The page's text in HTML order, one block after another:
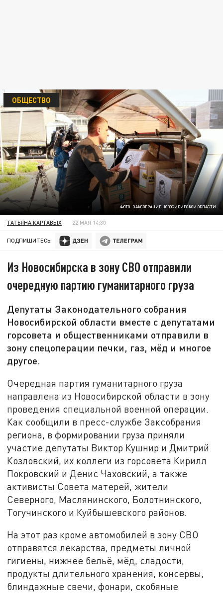
ФОТО: ЗАКСОБРАНИЕ НОВОСИБИРСКОЙ ОБЛАСТИ
ОБЩЕСТВО
ТАТЬЯНА КАРТАВЫХ 22 МАЯ 14:30
ПОДПИШИТЕСЬ:
Из Новосибирска в зону СВО отправили
очередную партию гуманитарного груза
Депутаты Законодательного собрания
Новосибирской области вместе с депутатами
горсовета и общественниками отправили в
зону спецоперации печки, газ, мёд и многое
другое.
Очередная партия гуманитарного груза
направлена из Новосибирской области в зону
проведения специальной военной операции.
Как сообщили в пресс-службе Заксобрания
региона, в формировании груза приняли
участие депутаты Виктор Кушнир и Дмитрий
Козловский, их коллеги из горсовета Кирилл
Покровский и Денис Чаховский, а также
активисты Совета матерей, жители
Северного, Маслянинского, Болотнинского,
Тогучинского и Куйбышевского районов.
На этот раз кроме автомобилей в зону СВО
отправятся лекарства, предметы личной
гигиены, нижнее бельё, мёд, сладости,
продукты длительного хранения, консервы,
блиндажные свечи, фонари, скобяные